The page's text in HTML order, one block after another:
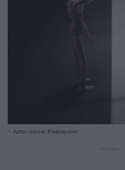
Autor: succa/ Pixabay.com